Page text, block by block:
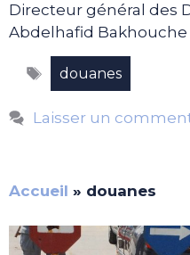
Directeur général des
Abdelhafid Bakhouche
Étiquettes
douanes
Laisser un
Accueil » douanes